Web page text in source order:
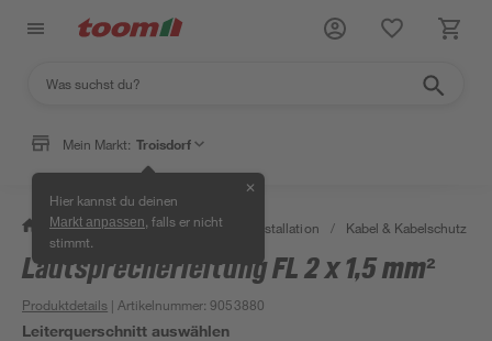
Mein Markt: Troisdorf
Hier kannst du deinen
Markt anpassen , falls er nicht
stimmt.
✕
/ Bauen & Renovieren / Elektroinstallation / Kabel & Kabelschutz
Lautsprecherleitung FL 2 x 1,5 mm²
Produktdetails | Artikelnummer:9053880
Leiterquerschnitt auswählen